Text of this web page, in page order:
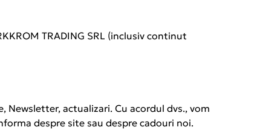
TRADING SRL (inclusiv continut
actualizari. Cu acordul dvs., vom
despre site sau despre cadouri noi.